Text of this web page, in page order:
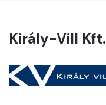
Király-Vill Kft.